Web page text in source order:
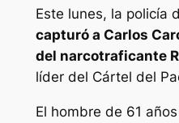
Este lunes, la policía
capturó a Carlos
del narcotraficante
líder del Cártel del
El hombre de 61